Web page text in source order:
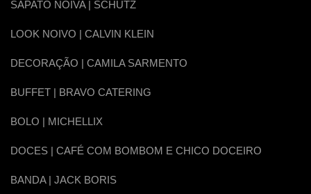
SAPATO NOIVA | SCHUTZ
LOOK NOIVO | CALVIN KLEIN
DECORAÇÃO | CAMILA SARMENTO
BUFFET | BRAVO CATERING
BOLO | MICHELLIX
DOCES | CAFÉ COM BOMBOM E CHICO DOCEIRO
BANDA | JACK BORIS